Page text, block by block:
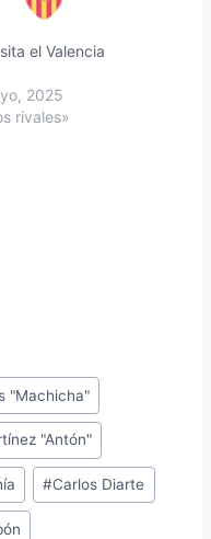
el Valencia
2025
rivales»
"Machicha"
"Antón"
#Carlos Diarte